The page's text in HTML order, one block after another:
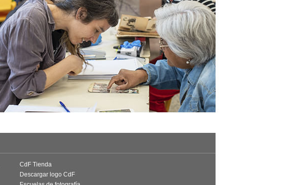
CdF Tienda
Descargar logo CdF